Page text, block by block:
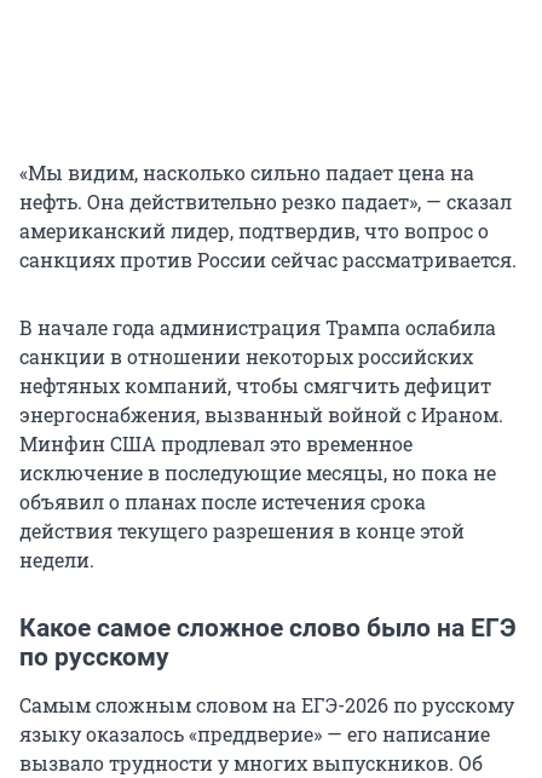
«Мы видим, насколько сильно падает цена на
нефть. Она действительно резко падает», — сказал
американский лидер, подтвердив, что вопрос о
санкциях против России сейчас рассматривается.
В начале года администрация Трампа ослабила
санкции в отношении некоторых российских
нефтяных компаний, чтобы смягчить дефицит
энергоснабжения, вызванный войной с Ираном.
Минфин США продлевал это временное
исключение в последующие месяцы, но пока не
объявил о планах после истечения срока
действия текущего разрешения в конце этой
недели.
Какое самое сложное слово было на ЕГЭ
по русскому
Самым сложным словом на ЕГЭ-2026 по русскому
языку оказалось «преддверие» — его написание
вызвало трудности у многих выпускников. Об